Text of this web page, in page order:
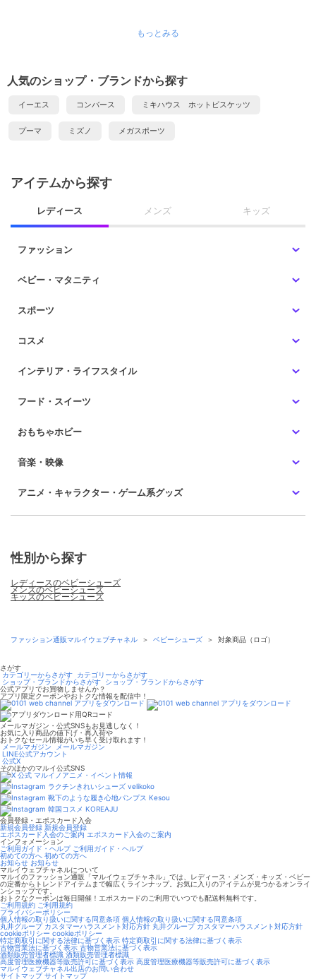
もっとみる
人気のショップ・ブランドから探す
イーエス コンバース ミキハウス ホットビスケッツ
プーマ ミズノ メガスポーツ
アイテムから探す
レディース メンズ キッズ
ファッション
ベビー・マタニティ
スポーツ
コスメ
インテリア・ライフスタイル
フード・スイーツ
おもちゃホビー
音楽・映像
アニメ・キャラクター・ゲーム系グッズ
性別から探す
レディースのベビーシューズ
メンズのベビーシューズ
キッズのベビーシューズ
ファッション通販マルイウェブチャネル ＞ ベビーシューズ ＞ 対象商品（ロゴ）
さがす
カテゴリーからさがす カテゴリーからさがす
ショップ・ブランドからさがす ショップ・ブランドからさがす
公式アプリでお買物しませんか？
アプリ限定クーポンやおトクな情報を配信中！
メールマガジン・公式SNSもお見逃しなく！
お気に入り商品の値下げ・再入荷や
おトクなセール情報がいち早く受け取れます！
メールマガジン
メールマガジン
LINE公式アカウント
公式X
そのほかのマルイ公式SNS
マルイノアニメ・イベント情報
ラクチンきれいシューズ velikoko
靴下のような履き心地パンプス Kesou
韓国コスメ KOREAJU
会員登録・エポスカード入会
新規会員登録 新規会員登録
エポスカード入会のご案内 エポスカード入会のご案内
インフォメーション
ご利用ガイド・ヘルプ ご利用ガイド・ヘルプ
初めての方へ 初めての方へ
お知らせ お知らせ
マルイウェブチャネルについて
マルイのファッション通販「マルイウェブチャネル」では、レディース・メンズ・キッズ・ベビー
の定番からトレンドアイテムまで幅広くラインナップ。お気に入りのアイテムが見つかるオンライ
ンショップです。
おトクなクーポンは毎日開催！エポスカードのご利用でいつでも配送料無料です。
ご利用規約 ご利用規約
プライバシーポリシー
個人情報の取り扱いに関する同意条項 個人情報の取り扱いに関する同意条項
丸井グループ カスタマーハラスメント対応方針 丸井グループ カスタマーハラスメント対応方針
cookieポリシー cookieポリシー
特定商取引に関する法律に基づく表示 特定商取引に関する法律に基づく表示
古物営業法に基づく表示 古物営業法に基づく表示
酒類販売管理者標識 酒類販売管理者標識
高度管理医療機器等販売許可に基づく表示 高度管理医療機器等販売許可に基づく表示
マルイウェブチャネル出店のお問い合わせ
サイトマップ サイトマップ